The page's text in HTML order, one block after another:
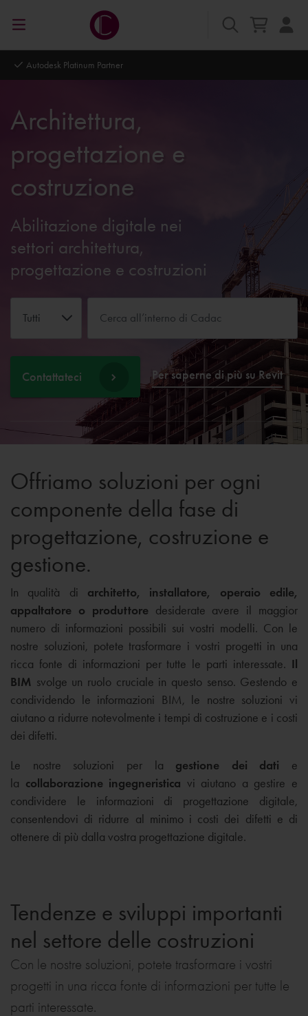
Cadac Loyalty Program: vantaggi esclusivi & cashback
Architettura,
progettazione e
costruzione
Abilitazione digitale nei
settori architettura,
progettazione e costruzioni
Tutti
Contattateci Per saperne di più su Revit
Offriamo soluzioni per ogni
componente della fase di
progettazione, costruzione e
gestione.
In qualità di architetto, installatore, operaio edile,
appaltatore o produttoredesiderate avere il maggior
numero di informazioni possibili sui vostri modelli. Con le
nostre soluzioni, potete trasformare i vostri progetti in una
ricca fonte di informazioni per tutte le parti interessate. Il
BIM svolge un ruolo cruciale in questo senso. Gestendo e
condividendo le informazioni BIM, le nostre soluzioni vi
aiutano a ridurre notevolmente i tempi di costruzione e i costi
dei difetti.
Le nostre soluzioni per la gestione dei dati e
la collaborazione ingegneristica vi aiutano a gestire e
condividere le informazioni di progettazione digitale,
consentendovi di ridurre al minimo i costi dei difetti e di
ottenere di più dalla vostra progettazione digitale.
Tendenze e sviluppi importanti
nel settore delle costruzioni
Con le nostre soluzioni, potete trasformare i vostri
progetti in una ricca fonte di informazioni per tutte le
parti interessate.